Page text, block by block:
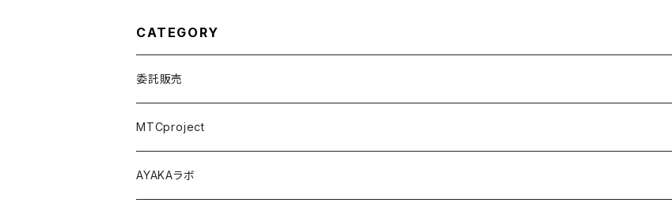
CATEGORY
委託販売
パジャマパーティー ~うちらの部屋へようこそ~
舞台 Seizing the day
MTCproject
Choose My Story!
AYAKAラボ